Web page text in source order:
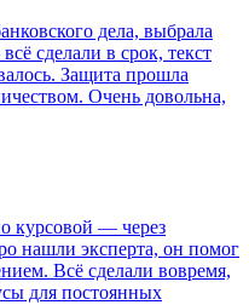
дела, выбрала
сделали в срок, текст
Защита прошла
Очень довольна,
курсовой — через
нашли эксперта, он помог
Всё сделали вовремя,
для постоянных